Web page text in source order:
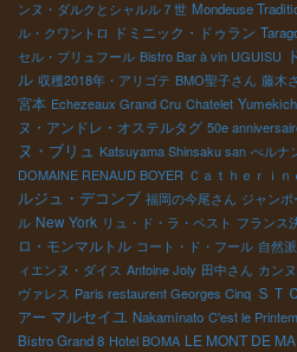
ンヌ・ダルクとシャルル７世 Mondeuse
ル・クワントロ
ドミニック・ドゥラン
セル・プリュフール Bistro Bar à vin UGUISU
ル 収穫2018年・アリゴテ BMO聖子さん 藤木
宮本 Echezeaux Grand Cru Chatelet
ヌ・アンドレ・オステルタグ 50e
ヌ・ブリュ Katsuyama Shinsaku san ぺルナ
DOMAINE RENAUD BOYER Ｃａｔｈｅｒｉ
ルジュ・デコンブ 福岡の今尾さん ジャン
ル New York リュ・ド・ラ・ペスト フランス
ロ・モンマルトル コート・ド・フール 自然
ィエンヌ・ダイス Antoine Joly 田中さん カン
ヴァレス Paris restaurent Georges Cinq ＳＴ
アー マルセイユ Nakaminato C'est le
Bistro Grand 8 Hotel BOMA LE MONT DE